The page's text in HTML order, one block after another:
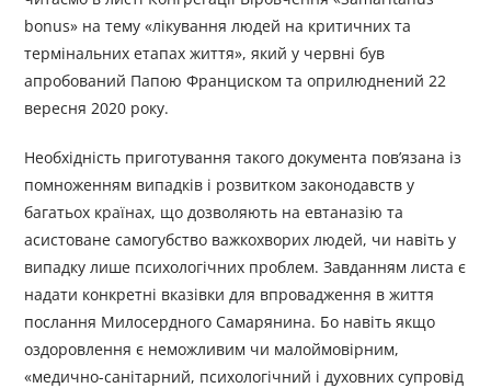
bonus» на тему «лікування людей на критичних та
термінальних етапах життя», який у червні був
апробований Папою Франциском та оприлюднений 22
вересня 2020 року.
Необхідність приготування такого документа пов’язана із
помноженням випадків і розвитком законодавств у
багатьох країнах, що дозволяють на евтаназію та
асистоване самогубство важкохворих людей, чи навіть у
випадку лише психологічних проблем. Завданням листа є
надати конкретні вказівки для впровадження в життя
послання Милосердного Самарянина. Бо навіть якщо
оздоровлення є неможливим чи малоймовірним,
«медично-санітарний, психологічний і духовних супровід